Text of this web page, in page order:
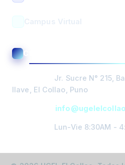
PORTADA
DIRECCIÓN
GESTIÓN
Campus Virtual
CONTACTO Y ATENCIÓN
Jr. Sucre N° 215,
Ilave, El Collao, Puno
Lun-Vie 8:30AM -